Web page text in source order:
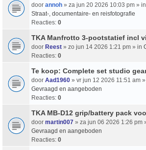
door annoh » za jun 20 2026 10:03 pm » in
Straat-, documentaire- en reisfotografie
Reacties: 0
TKA Manfrotto 3-pootstatief incl
door Reest » zo jun 14 2026 1:21 pm » in
Reacties: 0
Te koop: Complete set studio
door Aad1960 » vr jun 12 2026 11:51 am
Gevraagd en aangeboden
Reacties: 0
TKA MB-D12 grip/battery pack
door martin007 » za jun 06 2026 1:26 pm
Gevraagd en aangeboden
Reacties: 0